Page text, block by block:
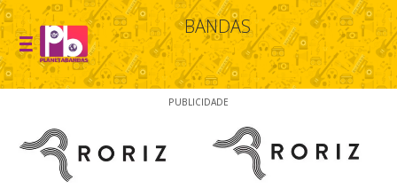
BANDAS
PUBLICIDADE